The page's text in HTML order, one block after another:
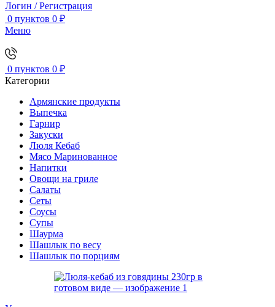
Логин / Регистрация
0 пунктов 0 ₽
Меню
0 пунктов 0 ₽
Категории
Армянские продукты
Выпечка
Гарнир
Закуски
Люля Кебаб
Мясо Маринованное
Напитки
Овощи на гриле
Салаты
Сеты
Соусы
Супы
Шаурма
Шашлык по весу
Шашлык по порциям